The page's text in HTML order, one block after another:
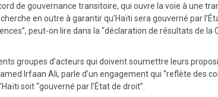
de gouvernance transitoire, qui ouvre la voie à une
en outre à garantir qu’Haïti sera gouverné par
peut-on lire dans la “déclaration de résultats de
groupes d’acteurs qui doivent soumettre leurs
Irfaan Ali, parle d’un engagement qui “reflète des
soit “gouverné par l’État de droit”.